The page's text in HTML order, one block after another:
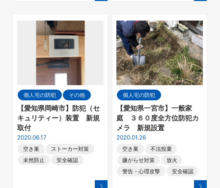
個人宅の防犯 その他
【愛知県岡崎市】防犯（セ
キュリティー）装置 新規
取付
2020.06.17
空き巣
ストーカー対策
未然防止
安全確認
個人宅の防犯
【愛知県一宮市】一般家
庭 ３６０度全方位防犯カ
メラ 新規設置
2020.01.26
空き巣
不法投棄
嫌がらせ対策
放火
警告・心理攻撃
安全確認